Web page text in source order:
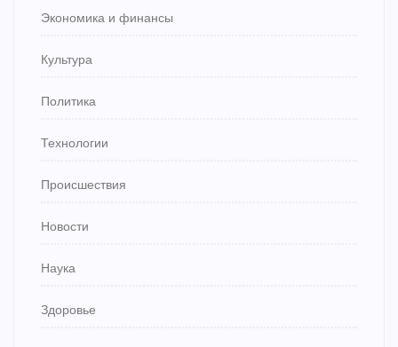
Экономика и финансы
Культура
Политика
Технологии
Происшествия
Новости
Наука
Здоровье